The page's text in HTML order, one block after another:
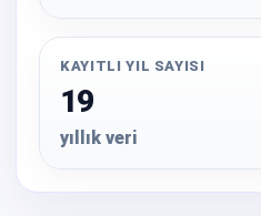
KAYITLI YIL SAYISI
19
yıllık veri